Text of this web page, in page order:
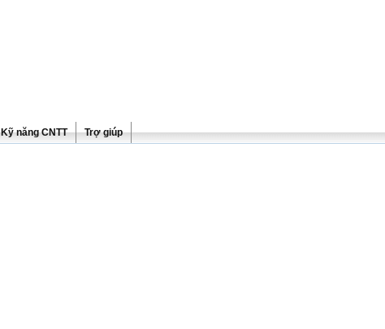
Kỹ năng CNTT Trợ giúp